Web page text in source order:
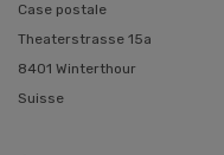
Case postale
Theaterstrasse 15a
8401 Winterthour
Suisse